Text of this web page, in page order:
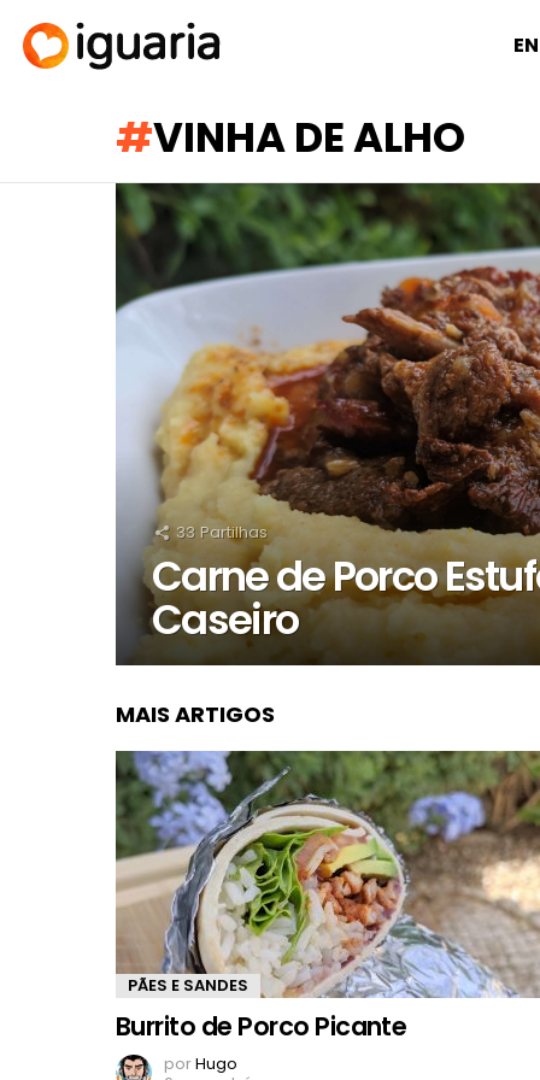
VINHA DE ALHO
RECOMENDADOS
33 Partilhas
Carne de Porco
Caseiro
MAIS ARTIGOS
PÃES E SANDES
Burrito de Porco Picante
porHugo